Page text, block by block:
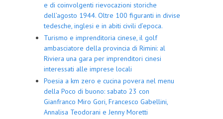
e di coinvolgenti rievocazioni storiche
dell’agosto 1944. Oltre 100 figuranti in divise
tedesche, inglesi e in abiti civili d’epoca.
Turismo e imprenditoria cinese, il golf
ambasciatore della provincia di Rimini: al
Riviera una gara per imprenditori cinesi
interessati alle imprese locali
Poesia a km zero e cucina povera nel menu
della Poco di buono: sabato 23 con
Gianfranco Miro Gori, Francesco Gabellini,
Annalisa Teodorani e Jenny Moretti